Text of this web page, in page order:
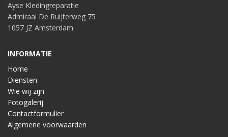
Ayse Kledingreparatie
Admiraal De Ruijterweg 75
1057 JZ Amsterdam
INFORMATIE
Home
Diensten
Wie wij zijn
Fotogalerij
Contactformulier
Algemene voorwaarden